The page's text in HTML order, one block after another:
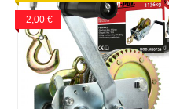
-2,00 €